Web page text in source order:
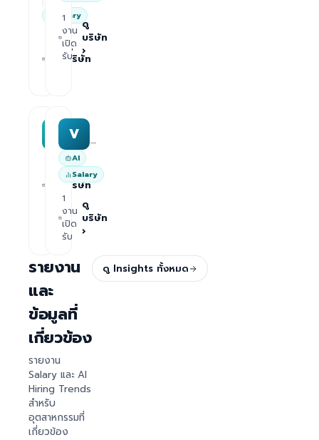
Salary
ดู
บริษัท
1
งาน
เปิด
รับ
ดู
บริษัท
›
MAA group
—
งาน ดู
บริษัท
V —
AI
Salary
1
งาน
เปิด
รับ
ดู
บริษัท
›
รายงาน
และ
ข้อมูลที่
เกี่ยวข้อง
รายงาน
Salary และ AI
Hiring Trends
สำหรับ
อุตสาหกรรมที่
เกี่ยวข้อง
ดู Insights ทั้งหมด